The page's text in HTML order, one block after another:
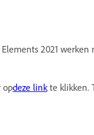
2021 werken
opdeze link te klikken.